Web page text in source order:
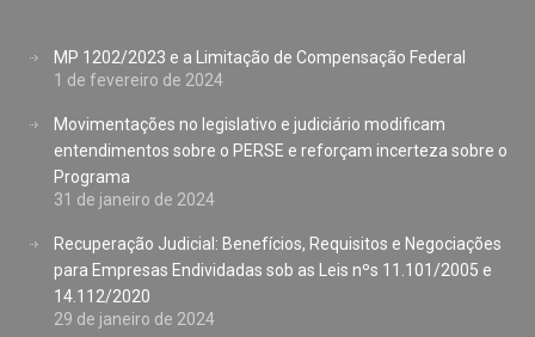
MP 1202/2023 e a Limitação de Compensação Federal
1 de fevereiro de 2024
Movimentações no legislativo e judiciário modificam
entendimentos sobre o PERSE e reforçam incerteza sobre o
Programa
31 de janeiro de 2024
Recuperação Judicial: Benefícios, Requisitos e Negociações
para Empresas Endividadas sob as Leis nºs 11.101/2005 e
14.112/2020
29 de janeiro de 2024